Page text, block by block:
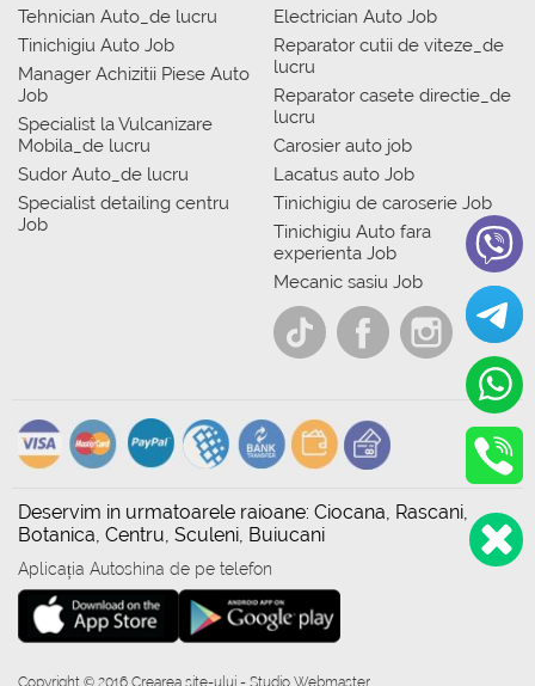
Tehnician Auto_de lucru
Tinichigiu Auto Job
Manager Achizitii Piese Auto
Job
Specialist la Vulcanizare
Mobila_de lucru
Sudor Auto_de lucru
Specialist detailing centru
Job
Electrician Auto Job
Reparator cutii de viteze_de
lucru
Reparator casete directie_de
lucru
Carosier auto job
Lacatus auto Job
Tinichigiu de caroserie Job
Tinichigiu Auto fara
experienta Job
Mecanic sasiu Job
Deservim in urmatoarele raioane: Ciocana, Rascani,
Botanica, Centru, Sculeni, Buiucani
Aplicația Autoshina de pe telefon
Copyright © 2016 Crearea site-ului - Studio Webmaster